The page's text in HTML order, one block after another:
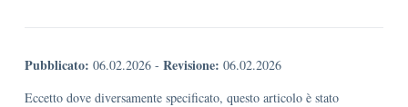
Pubblicato: 06.02.2026 - Revisione: 06.02.2026
Eccetto dove diversamente specificato, questo articolo è stato